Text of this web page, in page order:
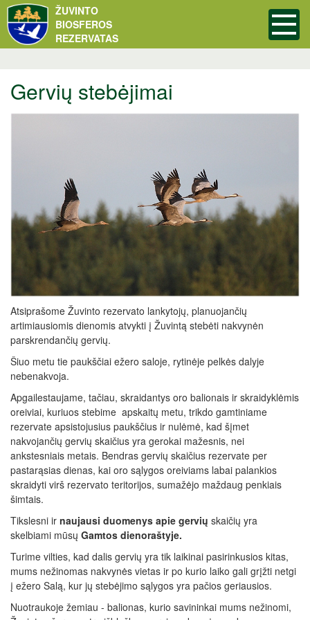
ŽUVINTO
BIOSFEROS
REZERVATAS
Gervių stebėjimai
Atsiprašome Žuvinto rezervato lankytojų, planuojančių
artimiausiomis dienomis atvykti į Žuvintą stebėti nakvynėn
parskrendančių gervių.
Šiuo metu tie paukščiai ežero saloje, rytinėje pelkės dalyje
nebenakvoja.
Apgailestaujame, tačiau, skraidantys oro balionais ir skraidyklėmis
oreiviai, kuriuos stebime apskaitų metu, trikdo gamtiniame
rezervate apsistojusius paukščius ir nulėmė, kad šįmet
nakvojančių gervių skaičius yra gerokai mažesnis, nei
ankstesniais metais. Bendras gervių skaičius rezervate per
pastarąsias dienas, kai oro sąlygos oreiviams labai palankios
skraidyti virš rezervato teritorijos, sumažėjo maždaug penkiais
šimtais.
Tikslesni ir naujausi duomenys apie gervių skaičių yra
skelbiami mūsų Gamtos dienoraštyje.
Turime vilties, kad dalis gervių yra tik laikinai pasirinkusios kitas,
mums nežinomas nakvynės vietas ir po kurio laiko gali grįžti netgi
į ežero Salą, kur jų stebėjimo sąlygos yra pačios geriausios.
Nuotraukoje žemiau - balionas, kurio savininkai mums nežinomi,